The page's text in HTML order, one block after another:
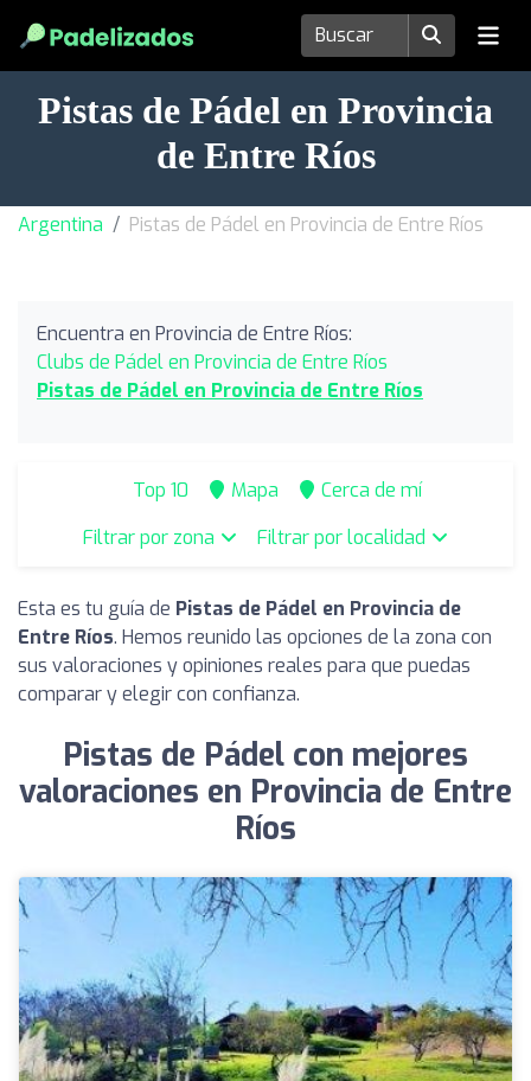
Pistas de Pádel en Provincia
de Entre Ríos
Argentina Pistas de Pádel en Provincia de Entre Ríos
Encuentra en Provincia de Entre Ríos:
Clubs de Pádel en Provincia de Entre Ríos
Pistas de Pádel en Provincia de Entre Ríos
Top 10 Mapa
Cerca de mí
Filtrar por zona
Filtrar por localidad
Esta es tu guía de Pistas de Pádel en Provincia de
Entre Ríos. Hemos reunido las opciones de la zona con
sus valoraciones y opiniones reales para que puedas
comparar y elegir con confianza.
Pistas de Pádel con mejores
valoraciones en Provincia de Entre
Ríos